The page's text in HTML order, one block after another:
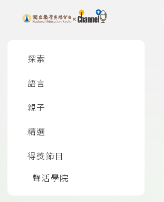
上方功能區塊
探索
語言
親子
精選
得獎節目
聲活學院